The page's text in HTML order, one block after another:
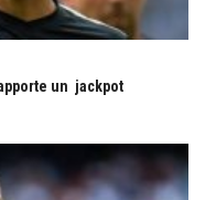
un jackpot